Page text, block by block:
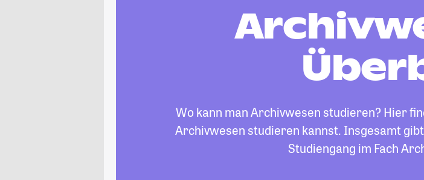
Wo kann man Archivwesen studieren? Hier
Archivwesen studieren kannst. Insgesamt
Studiengang im Fach